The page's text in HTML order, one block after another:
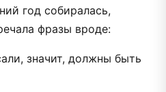
год собиралась,
фразы вроде:
значит, должны быть